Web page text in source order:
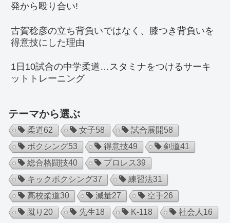
発から殴り合い!
古賀稔彦の立ち背負いではなく、膝つき背負いを
得意技にした理由
1日10試合の中学柔道…スタミナをつけるサーキ
ットトレーニング
テーマから選ぶ
柔道62 女子58 試合展開58
ボクシング53 得意技49 剣道41
総合格闘技40 プロレス39
キックボクシング37 練習法31
高校柔道30 減量27 空手26
蹴り 20 先生18 K-118 社会人 16